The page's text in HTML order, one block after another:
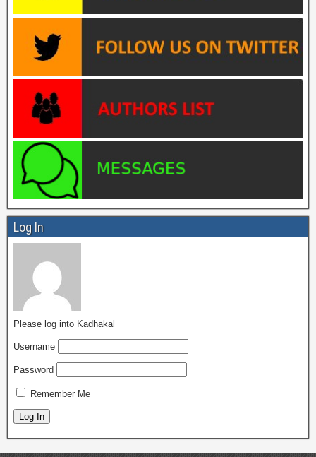
Log In
Please log into Kadhakal
Username
Password
Remember Me